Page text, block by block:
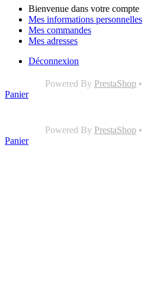
Bienvenue dans votre compte
Mes informations personnelles
Mes commandes
Mes adresses
Déconnexion
Powered By PrestaShop •
Panier
Powered By PrestaShop •
Panier